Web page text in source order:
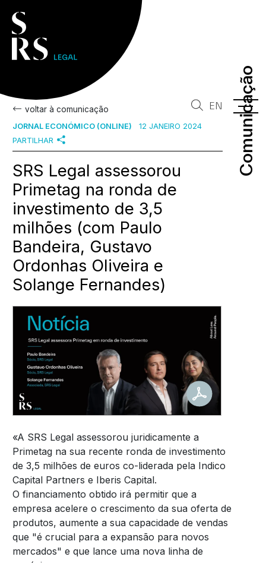
Comunicação
Comunicação
EN
voltar à comunicação
JORNAL ECONÓMICO (ONLINE)
12 JANEIRO 2024
PARTILHAR
SRS Legal assessorou
Primetag na ronda de
investimento de 3,5
milhões (com Paulo
Bandeira, Gustavo
Ordonhas Oliveira e
Solange Fernandes)
«A SRS Legal assessorou juridicamente a
Primetag na sua recente ronda de investimento
de 3,5 milhões de euros co-liderada pela Indico
Capital Partners e Iberis Capital.
O financiamento obtido irá permitir que a
empresa acelere o crescimento da sua oferta de
produtos, aumente a sua capacidade de vendas
que "é crucial para a expansão para novos
mercados" e que lance uma nova linha de